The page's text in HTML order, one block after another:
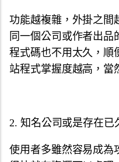
功能越複雜，外掛之間
同一個公司或作者出
程式碼也不用太久，順
站程式掌握度越高，當
2. 知名公司或是存在
使用者多雖然容易成為